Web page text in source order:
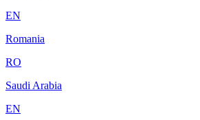
EN
Romania
RO
Saudi Arabia
EN